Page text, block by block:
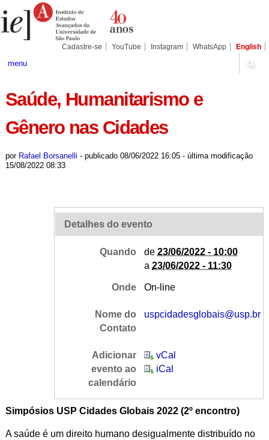
para
conteúdo.
Pessoais
Cadastre-se YouTube Instagram WhatsApp English
menu
Saúde, Humanitarismo e
Gênero nas Cidades
por Rafael Borsanelli - publicado08/06/2022 16:05 - última modificação
15/08/2022 08:33
Detalhes do evento
Quando de23/06/2022 - 10:00
a23/06/2022 - 11:30
Onde On-line
Nome do
Contato
uspcidadesglobais@usp.br
Adicionar
evento ao
calendário
vCal
iCal
Simpósios USP Cidades Globais 2022 (2º encontro)
A saúde é um direito humano desigualmente distribuído no